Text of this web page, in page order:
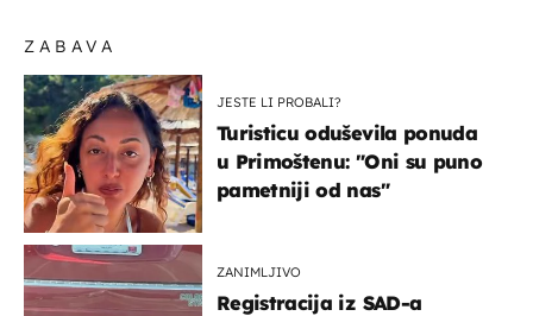
ZABAVA
JESTE LI PROBALI?
Turisticu oduševila ponuda
u Primoštenu: "Oni su puno
pametniji od nas"
ZANIMLJIVO
Registracija iz SAD-a